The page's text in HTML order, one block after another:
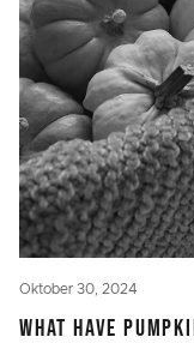
Oktober 30, 2024
WHAT HAVE